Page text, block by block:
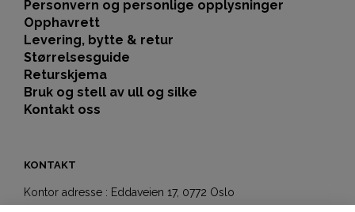
Personvern og personlige opplysninger
Opphavrett
Levering, bytte & retur
Størrelsesguide
Returskjema
Bruk og stell av ull og silke
Kontakt oss
KONTAKT
Kontor adresse : Eddaveien 17, 0772 Oslo